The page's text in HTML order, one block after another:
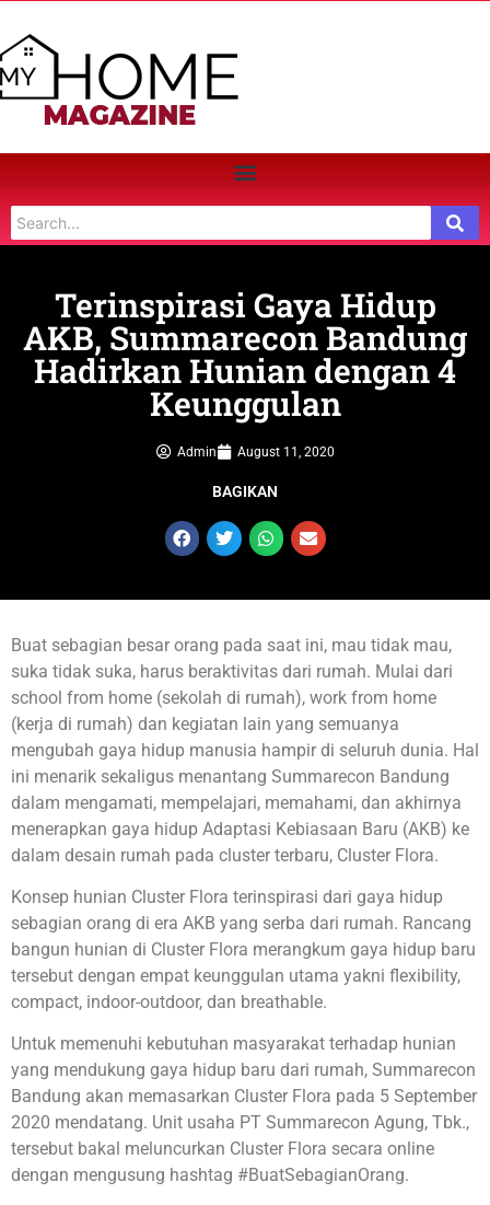
Terinspirasi Gaya Hidup
AKB, Summarecon Bandung
Hadirkan Hunian dengan 4
Keunggulan
Admin August 11, 2020
BAGIKAN
Buat sebagian besar orang pada saat ini, mau tidak mau,
suka tidak suka, harus beraktivitas dari rumah. Mulai dari
school from home (sekolah di rumah), work from home
(kerja di rumah) dan kegiatan lain yang semuanya
mengubah gaya hidup manusia hampir di seluruh dunia. Hal
ini menarik sekaligus menantang Summarecon Bandung
dalam mengamati, mempelajari, memahami, dan akhirnya
menerapkan gaya hidup Adaptasi Kebiasaan Baru (AKB) ke
dalam desain rumah pada cluster terbaru, Cluster Flora.
Konsep hunian Cluster Flora terinspirasi dari gaya hidup
sebagian orang di era AKB yang serba dari rumah. Rancang
bangun hunian di Cluster Flora merangkum gaya hidup baru
tersebut dengan empat keunggulan utama yakni flexibility,
compact, indoor-outdoor, dan breathable.
Untuk memenuhi kebutuhan masyarakat terhadap hunian
yang mendukung gaya hidup baru dari rumah, Summarecon
Bandung akan memasarkan Cluster Flora pada 5 September
2020 mendatang. Unit usaha PT Summarecon Agung, Tbk.,
tersebut bakal meluncurkan Cluster Flora secara online
dengan mengusung hashtag #BuatSebagianOrang.